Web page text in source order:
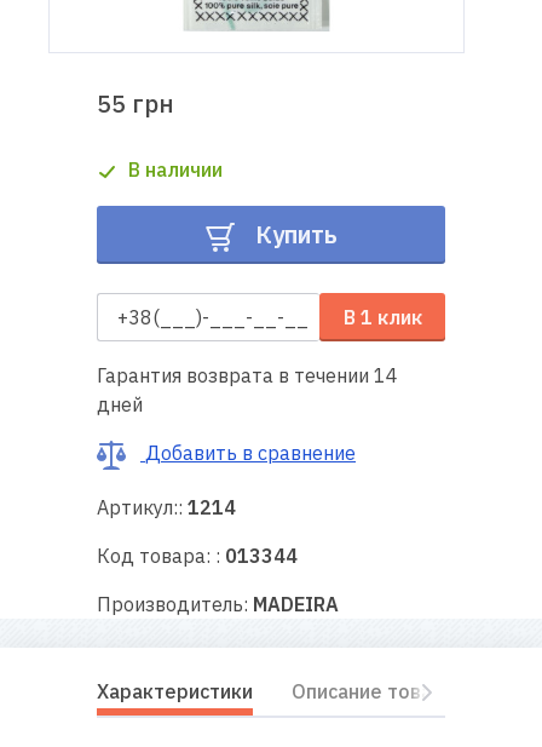
Гарантия
швейной
техники
Полезные
советы
нас
55 грн
В наличии
Купить
В 1 клик
Гарантия возврата в течении 14
дней
Добавить в сравнение
Артикул:: 1214
Код товара: : 013344
Производитель: MADEIRA
Характеристики Описание товара